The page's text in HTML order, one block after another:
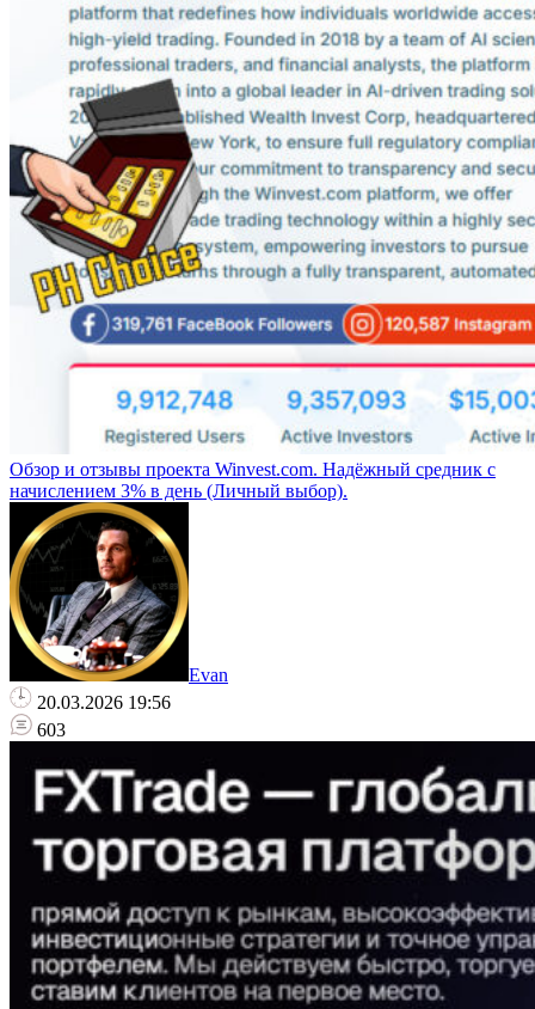
Обзор и отзывы проекта Winvest.com. Надёжный средник с
начислением 3% в день (Личный выбор).
Evan
20.03.2026 19:56
603